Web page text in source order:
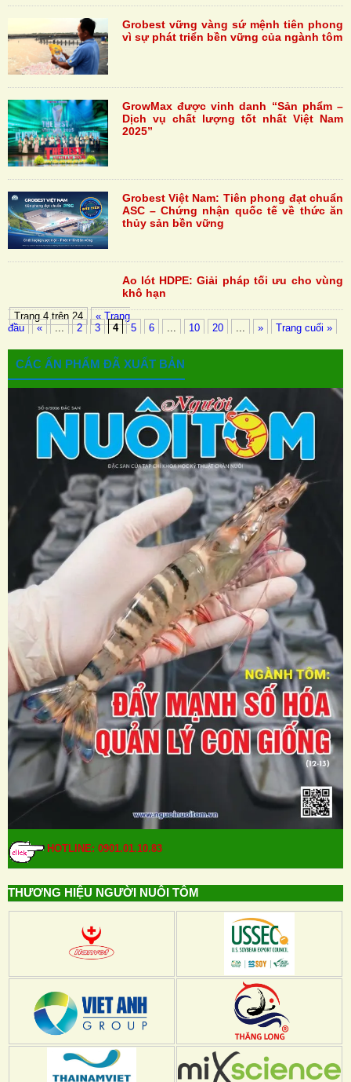
Grobest vững vàng sứ mệnh tiên phong
vì sự phát triển bền vững của ngành tôm
GrowMax được vinh danh “Sản phẩm –
Dịch vụ chất lượng tốt nhất Việt Nam
2025”
Grobest Việt Nam: Tiên phong đạt chuẩn
ASC – Chứng nhận quốc tế về thức ăn
thủy sản bền vững
Ao lót HDPE: Giải pháp tối ưu cho vùng
khô hạn
Trang 4 trên 24
« Trang
đầu
« ... 2 3 4 5 6 10 20 » Trang cuối »
CÁC ẤN PHẨM ĐÃ XUẤT BẢN
HOTLINE: 0901.01.10.83
THƯƠNG HIỆU NGƯỜI NUÔI TÔM